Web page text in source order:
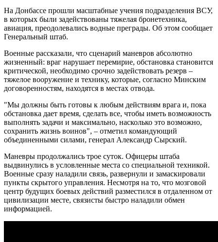
На Донбассе прошли масштабные учения подразделения ВСУ,
в которых были задействованы тяжелая бронетехника,
авиация, преодолевались водные преграды. Об этом сообщает
Генеральный штаб.
Военные рассказали, что сценарий маневров абсолютно
жизненный: враг нарушает перемирие, обстановка становится
критической, необходимо срочно задействовать резерв –
тяжелое вооружение и технику, которые, согласно Минским
договоренностям, находятся в местах отвода.
"Мы должны быть готовы к любым действиям врага и, пока
обстановка дает время, сделать все, чтобы иметь возможность
выполнять задачи и максимально, насколько это возможно,
сохранить жизнь воинов", – отметил командующий
объединенными силами, генерал Александр Сырский.
Маневры продолжались трое суток. Офицеры штаба
выдвинулись в условленные места со специальной техникой.
Военные сразу наладили связь, развернули и замаскировали
пункты скрытого управления. Несмотря на то, что мозговой
центр будущих боевых действий разместился в отдаленном от
цивилизации месте, связисты быстро наладили обмен
информацией.